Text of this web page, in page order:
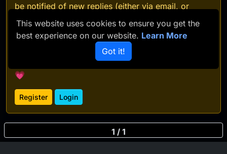
be notified of new replies (either via email, or
push notification). You'll also be able to save
bookmarks and upvote posts to show your
appreciation to other community members.
With your input, this post could be even better
💗
Register Login
1 / 1
This website uses cookies to ensure you get the
best experience on our website. Learn More
Got it!